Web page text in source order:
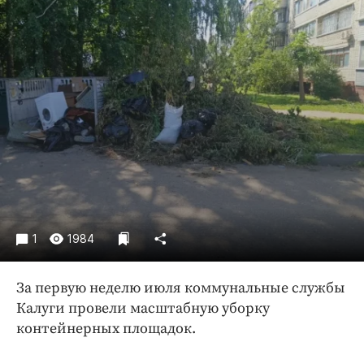
Криминал
Культура
Недвижимость и ЖКХ
Образование
Общество
Погода
Праздники
Происшествия
Спорт
Экономика и бизнес
ПРОЕКТЫ
Блоги
Издания
1 1984
За первую неделю июля коммунальные службы
Калуги провели масштабную уборку
контейнерных площадок.